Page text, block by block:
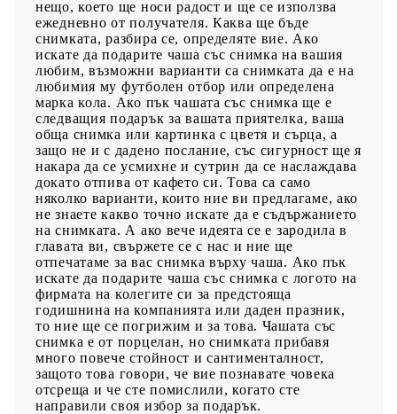
нещо, което ще носи радост и ще се използва
ежедневно от получателя. Каква ще бъде
снимката, разбира се, определяте вие. Ако
искате да подарите чаша със снимка на вашия
любим, възможни варианти са снимката да е на
любимия му футболен отбор или определена
марка кола. Ако пък чашата със снимка ще е
следващия подарък за вашата приятелка, ваша
обща снимка или картинка с цветя и сърца, а
защо не и с дадено послание, със сигурност ще я
накара да се усмихне и сутрин да се наслаждава
докато отпива от кафето си. Това са само
няколко варианти, които ние ви предлагаме, ако
не знаете какво точно искате да е съдържанието
на снимката. А ако вече идеята се е зародила в
главата ви, свържете се с нас и ние ще
отпечатаме за вас снимка върху чаша. Ако пък
искате да подарите чаша със снимка с логото на
фирмата на колегите си за предстояща
годишнина на компанията или даден празник,
то ние ще се погрижим и за това. Чашата със
снимка е от порцелан, но снимката прибавя
много повече стойност и сантименталност,
защото това говори, че вие познавате човека
отсреща и че сте помислили, когато сте
направили своя избор за подарък.